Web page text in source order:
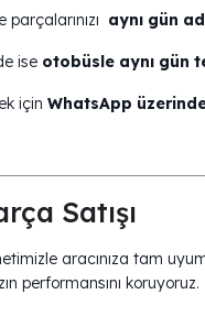
aynı gün
ise otobüsle aynı gün
için WhatsApp
Satışı
aracınıza tam
performansını koruyoruz.